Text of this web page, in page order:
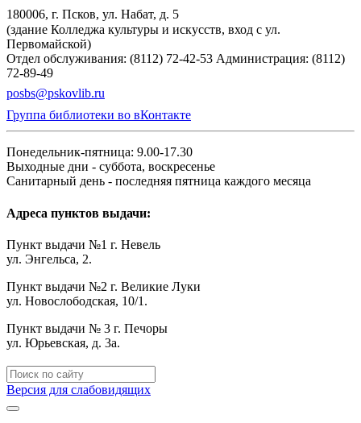
180006, г. Псков, ул. Набат, д. 5
(здание Колледжа культуры и искусств, вход с ул.
Первомайской)
Отдел обслуживания: (8112) 72-42-53 Администрация: (8112)
72-89-49
posbs@pskovlib.ru
Группа библиотеки во вКонтакте
Понедельник-пятница: 9.00-17.30
Выходные дни - суббота, воскресенье
Санитарный день - последняя пятница каждого месяца
Адреса пунктов выдачи:
Пункт выдачи №1 г. Невель
ул. Энгельса, 2.
Пункт выдачи №2 г. Великие Луки
ул. Новослободская, 10/1.
Пункт выдачи № 3 г. Печоры
ул. Юрьевская, д. 3а.
Версия для слабовидящих